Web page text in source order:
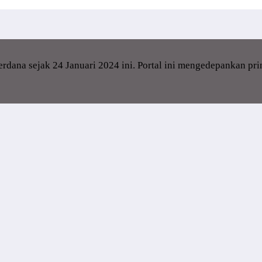
sejak 24 Januari 2024 ini. Portal ini mengedepankan